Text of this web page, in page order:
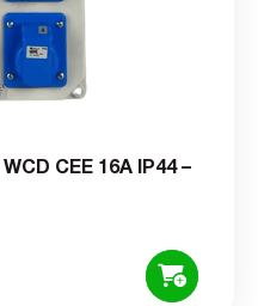
CEE 16A IP44 –